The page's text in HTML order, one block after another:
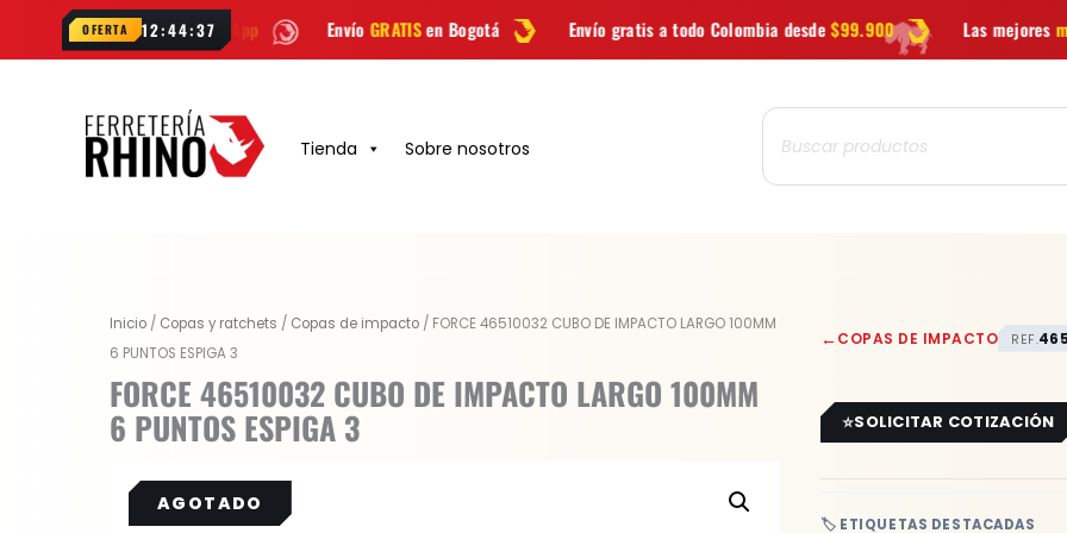
OFERTA 12:44:36Envío GRATISen Bogotá Envío gratis a todo Colombia desde$99.900 Las mejoresmarcasen
Tienda Sobre nosotros
Búsqueda
de
productos
Inicio / Copas y ratchets / Copas de impacto / FORCE 46510032 CUBO DE IMPACTO LARGO 100MM
6 PUNTOS ESPIGA 3
FORCE 46510032 CUBO DE IMPACTO LARGO 100MM
6 PUNTOS ESPIGA 3
←COPAS DE IMPACTO REF.
🏷️ ETIQUETAS DESTACADAS
SOLICITAR COTIZACIÓN